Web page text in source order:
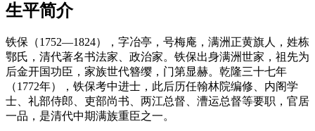
生平简介
铁保（1752—1824），字冶亭，号梅庵，满洲正黄旗人，姓栋
鄂氏，清代著名书法家、政治家。铁保出身满洲世家，祖先为
后金开国功臣，家族世代簪缨，门第显赫。乾隆三十七年
（1772年），铁保考中进士，此后历任翰林院编修、内阁学
士、礼部侍郎、吏部尚书、两江总督、漕运总督等要职，官居
一品，是清代中期满族重臣之一。